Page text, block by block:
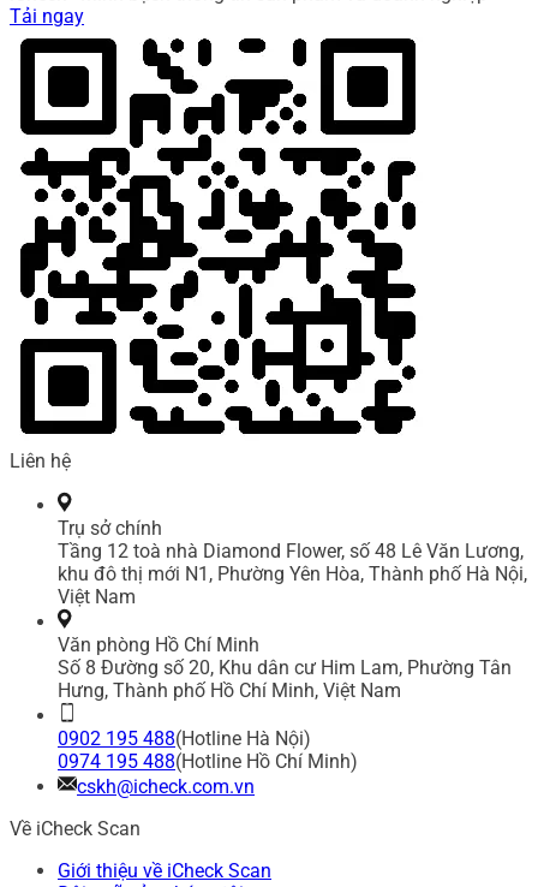
Tải ngay
Liên hệ
Trụ sở chính
Tầng 12 toà nhà Diamond Flower, số 48 Lê Văn Lương,
khu đô thị mới N1, Phường Yên Hòa, Thành phố Hà Nội,
Việt Nam
Văn phòng Hồ Chí Minh
Số 8 Đường số 20, Khu dân cư Him Lam, Phường Tân
Hưng, Thành phố Hồ Chí Minh, Việt Nam
0902 195 488(Hotline Hà Nội)
0974 195 488(Hotline Hồ Chí Minh)
cskh@icheck.com.vn
Về iCheck Scan
Giới thiệu về iCheck Scan